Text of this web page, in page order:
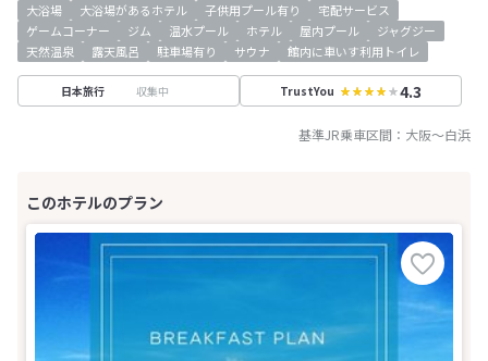
大浴場 大浴場があるホテル 子供用プール有り
宅配サービス
ゲームコーナー
ジム 温水プール ホテル 屋内プール
ジャグジー
天然温泉
露天風呂 駐車場有り サウナ 館内に車いす利用トイレ
日本旅行 収集中 TrustYou 4.3
基準JR乗車区間： 大阪～白浜